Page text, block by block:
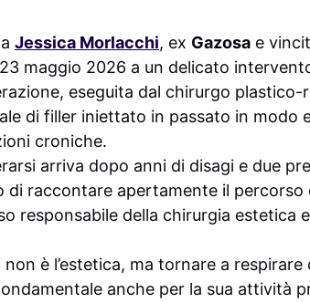
Jessica Morlacchi, ex Gazosa e
maggio 2026 a un delicato
eseguita dal chirurgo
di filler iniettato in passato in modo
croniche.
arriva dopo anni di disagi e due
di raccontare apertamente il
responsabile della chirurgia estetica
non è l’estetica, ma tornare a
anche per la sua attività